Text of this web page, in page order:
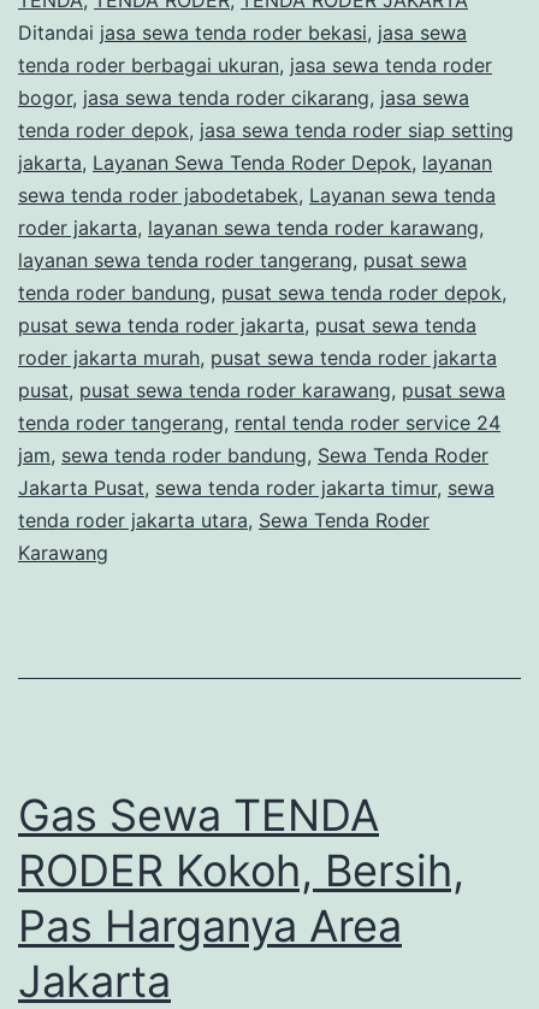
Ditandai jasa sewa tenda roder bekasi, jasa sewa
tenda roder berbagai ukuran, jasa sewa tenda roder
bogor, jasa sewa tenda roder cikarang, jasa sewa
tenda roder depok, jasa sewa tenda roder siap setting
jakarta, Layanan Sewa Tenda Roder Depok, layanan
sewa tenda roder jabodetabek, Layanan sewa tenda
roder jakarta, layanan sewa tenda roder karawang,
layanan sewa tenda roder tangerang, pusat sewa
tenda roder bandung, pusat sewa tenda roder depok,
pusat sewa tenda roder jakarta, pusat sewa tenda
roder jakarta murah, pusat sewa tenda roder jakarta
pusat, pusat sewa tenda roder karawang, pusat sewa
tenda roder tangerang, rental tenda roder service 24
jam, sewa tenda roder bandung, Sewa Tenda Roder
Jakarta Pusat, sewa tenda roder jakarta timur, sewa
tenda roder jakarta utara, Sewa Tenda Roder
Karawang
Gas Sewa TENDA
RODER Kokoh, Bersih,
Pas Harganya Area
Jakarta